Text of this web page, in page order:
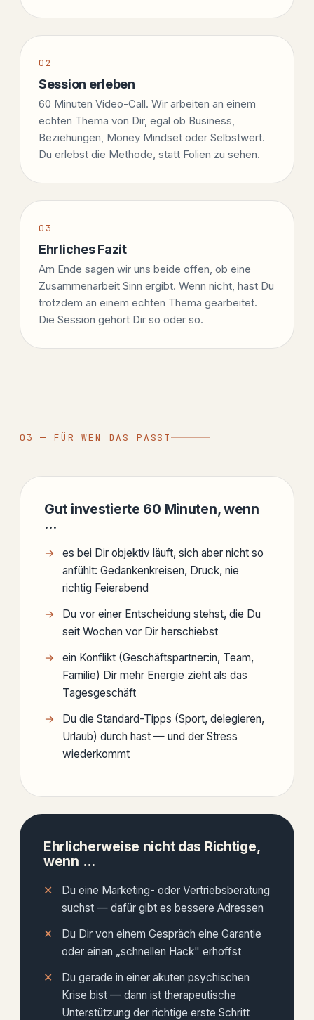
Session erleben
60 Minuten Video-Call. Wir arbeiten an einem
echten Thema von Dir, egal ob Business,
Beziehungen, Money Mindset oder Selbstwert.
Du erlebst die Methode, statt Folien zu sehen.
Ehrliches Fazit
Am Ende sagen wir uns beide offen, ob eine
Zusammenarbeit Sinn ergibt. Wenn nicht, hast Du
trotzdem an einem echten Thema gearbeitet.
Die Session gehört Dir so oder so.
03 — FÜR WEN DAS PASST
Gut investierte 60 Minuten, wenn
…
es bei Dir objektiv läuft, sich aber nicht so
anfühlt: Gedankenkreisen, Druck, nie
richtig Feierabend
Du vor einer Entscheidung stehst, die Du
seit Wochen vor Dir herschiebst
ein Konflikt (Geschäftspartner:in, Team,
Familie) Dir mehr Energie zieht als das
Tagesgeschäft
Du die Standard-Tipps (Sport, delegieren,
Urlaub) durch hast — und der Stress
wiederkommt
Ehrlicherweise nicht das Richtige,
wenn …
Du eine Marketing- oder Vertriebsberatung
suchst — dafür gibt es bessere Adressen
Du Dir von einem Gespräch eine Garantie
oder einen „schnellen Hack" erhoffst
Du gerade in einer akuten psychischen
Krise bist — dann ist therapeutische
Unterstützung der richtige erste Schritt